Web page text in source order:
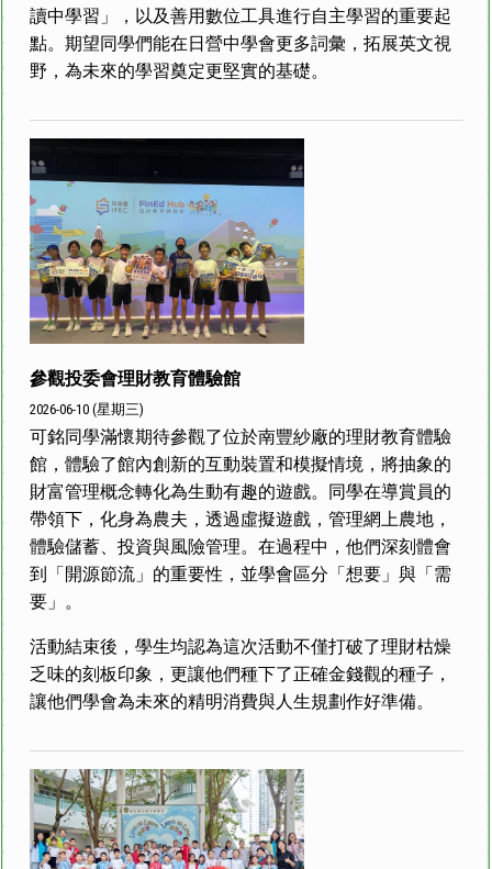
讀中學習」，以及善用數位工具進行自主學習的重要起
點。期望同學們能在日營中學會更多詞彙，拓展英文視
野，為未來的學習奠定更堅實的基礎。
參觀投委會理財教育體驗館
2026-06-10 (星期三)
可銘同學滿懷期待參觀了位於南豐紗廠的理財教育體驗
館，體驗了館內創新的互動裝置和模擬情境，將抽象的
財富管理概念轉化為生動有趣的遊戲。同學在導賞員的
帶領下，化身為農夫，透過虛擬遊戲，管理網上農地，
體驗儲蓄、投資與風險管理。在過程中，他們深刻體會
到「開源節流」的重要性，並學會區分「想要」與「需
要」。
活動結束後，學生均認為這次活動不僅打破了理財枯燥
乏味的刻板印象，更讓他們種下了正確金錢觀的種子，
讓他們學會為未來的精明消費與人生規劃作好準備。